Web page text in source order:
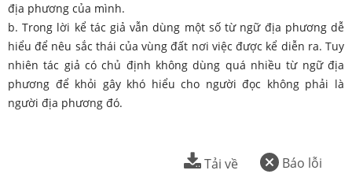
địa phương của mình.
b. Trong lời kể tác giả vẫn dùng một số từ ngữ địa phương dễ
hiểu để nêu sắc thái của vùng đất nơi việc được kể diễn ra. Tuy
nhiên tác giả có chủ định không dùng quá nhiều từ ngữ địa
phương để khỏi gây khó hiểu cho người đọc không phải là
người địa phương đó.
Báo lỗi
Tải về